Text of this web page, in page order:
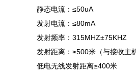
静态电流：≤50uA
发射电流：≤80mA
发射频率：315MHZ±75KHZ
发射距离：≥500米（与接收主
低电无线发射距离≥400米